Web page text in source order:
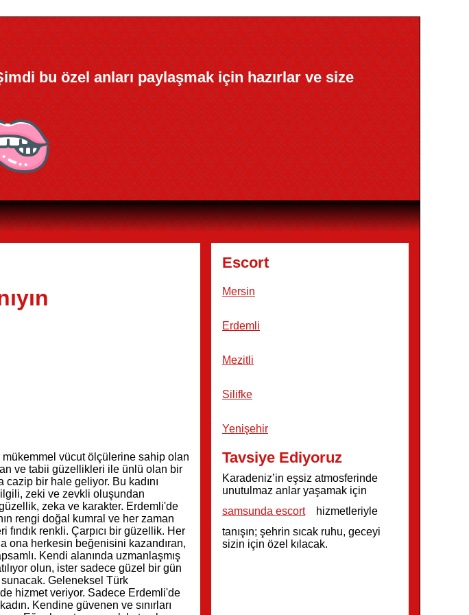
bu özel anları paylaşmak için hazırlar ve size
vücut ölçülerine sahip olan
ve tabii güzellikleri ile ünlü olan bir
cazip bir hale geliyor. Bu kadını
zeki ve zevkli oluşundan
zeka ve karakter. Erdemli'de
rengi doğal kumral ve her zaman
renkli. Çarpıcı bir güzellik. Her
ona herkesin beğenisini kazandıran,
Kendi alanında uzmanlaşmış
olun, ister sadece güzel bir gün
Geleneksel Türk
hizmet veriyor. Sadece Erdemli'de
Kendine güvenen ve sınırları
Escort
Mersin
Erdemli
Mezitli
Silifke
Yenişehir
Tavsiye Ediyoruz
Karadeniz’in eşsiz atmosferinde
unutulmaz anlar yaşamak için
samsunda escort
hizmetleriyle
tanışın; şehrin sıcak ruhu, geceyi
sizin için özel kılacak.